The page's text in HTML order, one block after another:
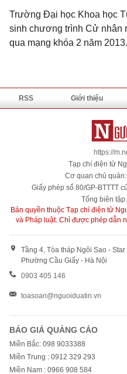
Trường Đại học Khoa học
sinh chương trình Cử nhân
qua mạng khóa 2 năm 2013.
RSS Giới thiệu
https://
Tạp chí điện tử
Cơ quan chủ
Giấy phép số 80/GP-BTTTT
Tổng biên
Bản quyền thuộc Tạp chí điện tử
và Pháp luật. Chỉ được phép dẫn
Tầng 4, Tòa tháp Ngôi Sao -
Phường Cầu Giấy - Hà Nội
0903 405 146
toasoan@nguoiduatin.vn
BÁO GIÁ QUẢNG CÁO
Miền Bắc: 098 9033388
Miền Trung : 0912 329 293
Miền Nam : 0966 908 584